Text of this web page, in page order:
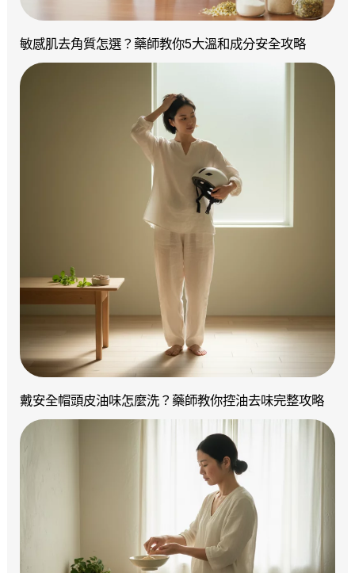
敏感肌去角質怎選？藥師教你5大溫和成分安全攻略
戴安全帽頭皮油味怎麼洗？藥師教你控油去味完整攻略